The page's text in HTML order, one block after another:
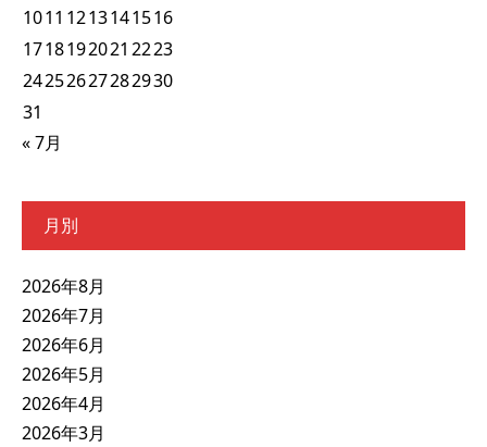
1011 1213141516
1718192021 2223
24252627282930
31
« 7月
月別
2026年8月
2026年7月
2026年6月
2026年5月
2026年4月
2026年3月